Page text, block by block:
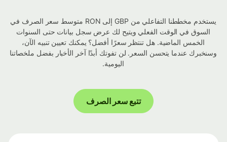
يستخدم مخططنا التفاعلي من GBP إلى RON متوسط ​​سعر الصرف في
السوق في الوقت الفعلي ويتيح لك عرض سجل بيانات حتى السنوات
الخمس الماضية. هل تنتظر سعرًا أفضل؟ يمكنك تعيين تنبيه الآن،
وسنخبرك عندما يتحسن السعر. لن تفوتك أبدًا آخر الأخبار بفضل ملخصاتنا
اليومية.
تتبع سعر الصرف